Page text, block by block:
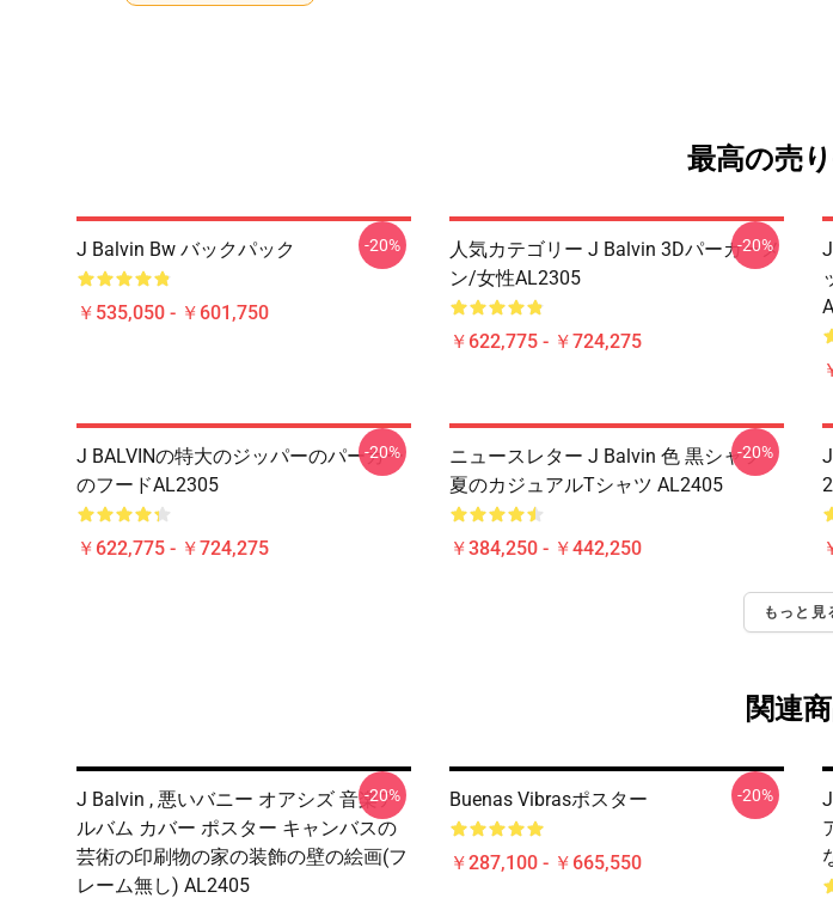
最高の売
J Balvin Bw バックパック
￥535,050 - ￥601,750
-20%
人気カテゴリー J Balvin 3Dパーカーメ
ン/女性AL2305
￥622,775 - ￥724,275
-20%
J BALVINの特大のジッパーのパーカー
のフードAL2305
￥622,775 - ￥724,275
-20%
ニュースレター J Balvin 色 黒シャツ
夏のカジュアルTシャツ AL2405
￥384,250 - ￥442,250
-20%
もっと見
関連
J Balvin , 悪いバニー オアシズ 音楽ア
ルバム カバー ポスター キャンバスの
芸術の印刷物の家の装飾の壁の絵画(フ
レーム無し) AL2405
-20% Buenas Vibrasポスター
￥287,100 - ￥665,550
-20%